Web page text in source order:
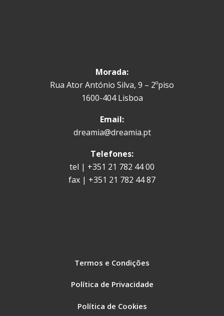
Morada:
Rua Ator António Silva, 9 – 2ºpiso
1600-404 Lisboa
Email:
dreamia@dreamia.pt
Telefones:
tel | +351 21 782 44 00
fax | +351 21 782 44 87
Termos e Condições
Política de Privacidade
Política de Cookies